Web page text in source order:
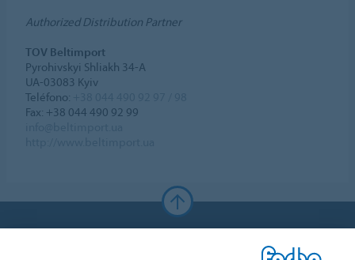
Authorized Distribution Partner
TOV Beltimport
Pyrohivskyi Shliakh 34-A
UA-03083 Kyiv
Teléfono:
Fax: +38 044 490 92 99
Forbo Websites